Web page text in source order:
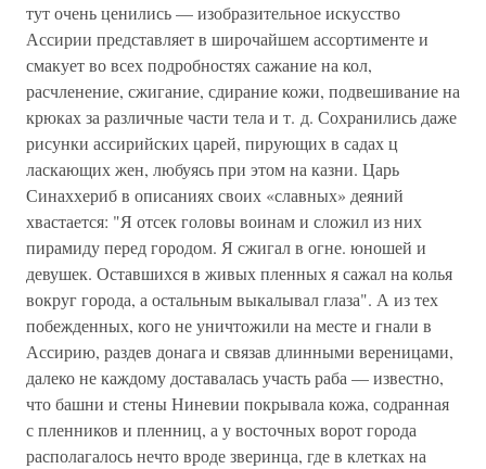
тут очень ценились — изобразительное искусство
Ассирии представляет в широчайшем ассортименте и
смакует во всех подробностях сажание на кол,
расчленение, сжигание, сдирание кожи, подвешивание на
крюках за различные части тела и т. д. Сохранились даже
рисунки ассирийских царей, пирующих в садах ц
ласкающих жен, любуясь при этом на казни. Царь
Синаххериб в описаниях своих «славных» деяний
хвастается: "Я отсек головы воинам и сложил из них
пирамиду перед городом. Я сжигал в огне. юношей и
девушек. Оставшихся в живых пленных я сажал на колья
вокруг города, а остальным выкалывал глаза". А из тех
побежденных, кого не уничтожили на месте и гнали в
Ассирию, раздев донага и связав длинными вереницами,
далеко не каждому доставалась участь раба — известно,
что башни и стены Ниневии покрывала кожа, содранная
с пленников и пленниц, а у восточных ворот города
располагалось нечто вроде зверинца, где в клетках на